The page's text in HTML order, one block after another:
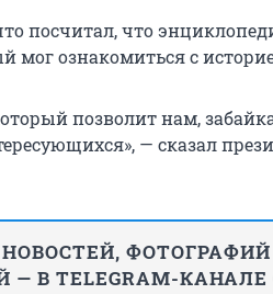
посчитал, что
мог ознакомиться с
позволит нам,
— сказал
В TELEGRAM-КАНАЛЕ